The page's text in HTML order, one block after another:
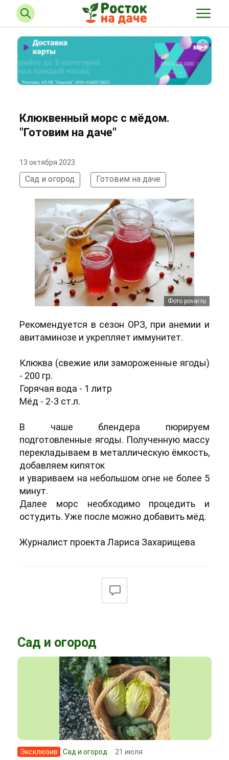
Клюквенный морс с мёдом.
"Готовим на даче"
13 октября 2023
Сад и огород Готовим на даче
Фото povar.ru
Рекомендуется в сезон ОРЗ, при анемии и
авитаминозе и укрепляет иммунитет.
Клюква (свежие или замороженные ягоды)
- 200 гр.
Горячая вода - 1 литр
Мёд - 2-3 ст.л.
В чаше блендера пюрируем
подготовленные ягоды. Полученную массу
перекладываем в металлическую ёмкость,
добавляем кипяток
и увариваем на небольшом огне не более 5
минут.
Далее морс необходимо процедить и
остудить. Уже после можно добавить мёд.
Журналист проекта Лариса Захарищева
Сад и огород
Эксклюзив Сад и огород 21 июля